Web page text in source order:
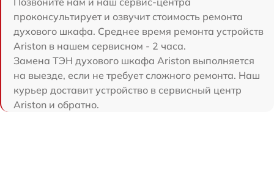
проконсультирует и озвучит стоимость ремонта
духового шкафа. Среднее время ремонта устройств
Ariston в нашем сервисном - 2 часа.
Замена ТЭН духового шкафа Ariston выполняется
на выезде, если не требует сложного ремонта. Наш
курьер доставит устройство в сервисный центр
Ariston и обратно.